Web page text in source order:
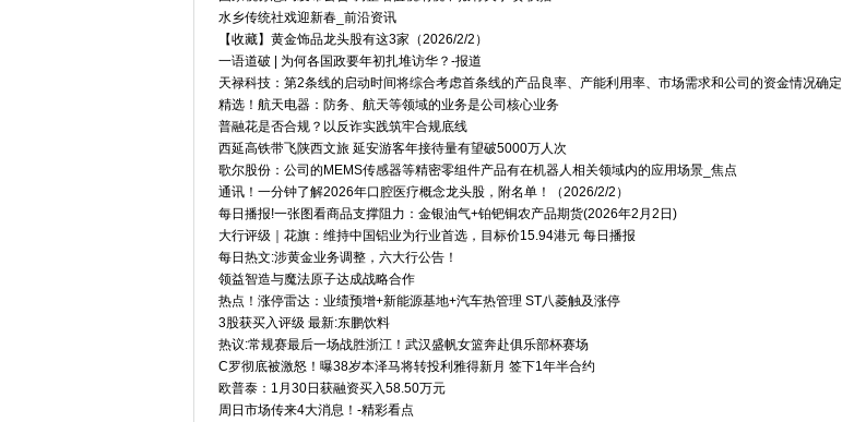
水乡传统社戏迎新春_前沿资讯
【收藏】黄金饰品龙头股有这3家（2026/2/2）
一语道破 | 为何各国政要年初扎堆访华？-报道
天禄科技：第2条线的启动时间将综合考虑首条线的产品良率、产能利用率、市场需求和公司的资金情况确定
精选！航天电器：防务、航天等领域的业务是公司核心业务
普融花是否合规？以反诈实践筑牢合规底线
西延高铁带飞陕西文旅 延安游客年接待量有望破5000万人次
歌尔股份：公司的MEMS传感器等精密零组件产品有在机器人相关领域内的应用场景_焦点
通讯！一分钟了解2026年口腔医疗概念龙头股，附名单！（2026/2/2）
每日播报!一张图看商品支撑阻力：金银油气+铂钯铜农产品期货(2026年2月2日)
大行评级｜花旗：维持中国铝业为行业首选，目标价15.94港元 每日播报
每日热文:涉黄金业务调整，六大行公告！
领益智造与魔法原子达成战略合作
热点！涨停雷达：业绩预增+新能源基地+汽车热管理 ST八菱触及涨停
3股获买入评级 最新:东鹏饮料
热议:常规赛最后一场战胜浙江！武汉盛帆女篮奔赴俱乐部杯赛场
C罗彻底被激怒！曝38岁本泽马将转投利雅得新月 签下1年半合约
欧普泰：1月30日获融资买入58.50万元
周日市场传来4大消息！-精彩看点